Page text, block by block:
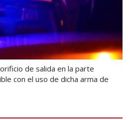
de salida en la parte
con el uso de dicha arma de